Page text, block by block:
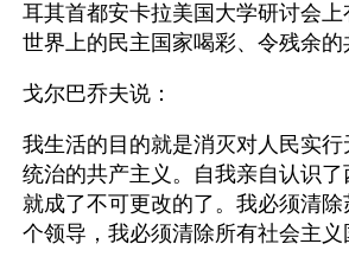
耳其首都安卡拉美国大学研讨会
世界上的民主国家喝彩、令残余的
戈尔巴乔夫说：
我生活的目的就是消灭对人民实
统治的共产主义。自我亲自认识了
就成了不可更改的了。我必须清
个领导，我必须清除所有社会主义